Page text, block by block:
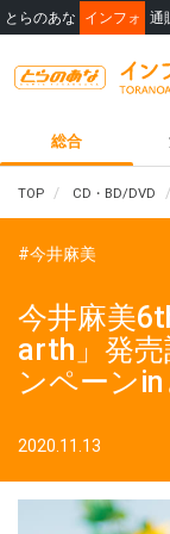
とらのあな インフォ 通
総合
TOP CD・BD/DVD
#今井麻美
今井麻美
arth」発
ンペーン
2020.11.13